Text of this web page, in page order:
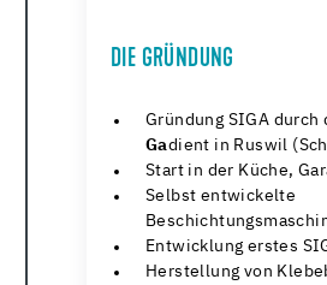
DIE GRÜNDUNG
Gründung SIGA durch
Gadient in Ruswil
Start in der Küche,
Selbst entwickelte
Entwicklung erstes
Herstellung von